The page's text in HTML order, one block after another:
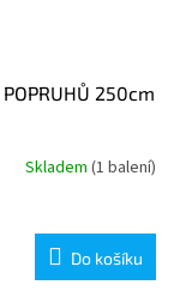
POPRUHŮ 250cm
Skladem (1 balení)
Do košíku